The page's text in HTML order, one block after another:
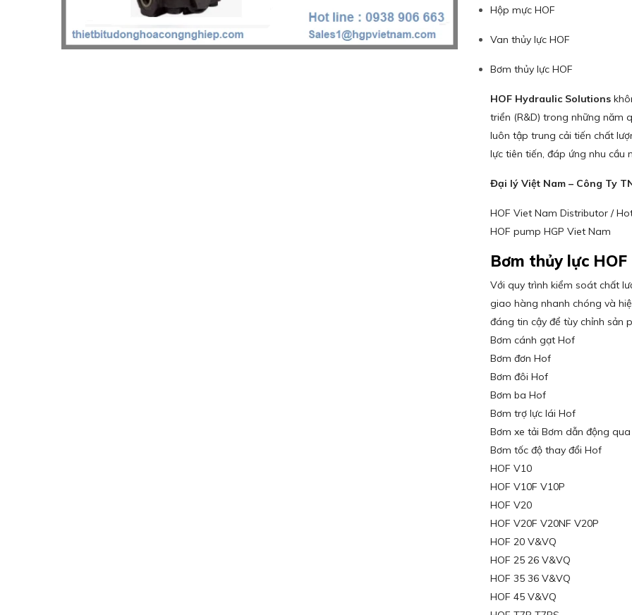
Hộp mực HOF
Van thủy lực HOF
Bơm thủy lực HOF
HOF Hydraulic Solutions
triển (R&D) trong những năm
luôn tập trung cải tiến chất
lực tiên tiến, đáp ứng nhu
Đại lý Việt Nam – Công Ty
HOF Viet Nam Distributor /
HOF pump HGP Viet Nam
Bơm thủy lực HOF
Với quy trình kiểm soát chất
giao hàng nhanh chóng và
đáng tin cậy để tùy chỉnh sản
Bơm cánh gạt Hof
Bơm đơn Hof
Bơm đôi Hof
Bơm ba Hof
Bơm trợ lực lái Hof
Bơm xe tải Bơm dẫn động
Bơm tốc độ thay đổi Hof
HOF V10
HOF V10F V10P
HOF V20
HOF V20F V20NF V20P
HOF 20 V&VQ
HOF 25 26 V&VQ
HOF 35 36 V&VQ
HOF 45 V&VQ